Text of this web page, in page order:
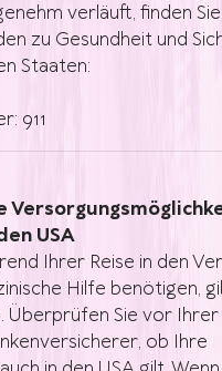
verläuft, finden
zu Gesundheit und
Staaten:
911
USA
Ihrer Reise in den
Hilfe benötigen,
Überprüfen Sie vor
ob Ihre